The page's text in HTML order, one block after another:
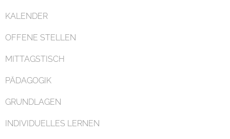
KALENDER
OFFENE STELLEN
MITTAGSTISCH
PÄDAGOGIK
GRUNDLAGEN
INDIVIDUELLES LERNEN